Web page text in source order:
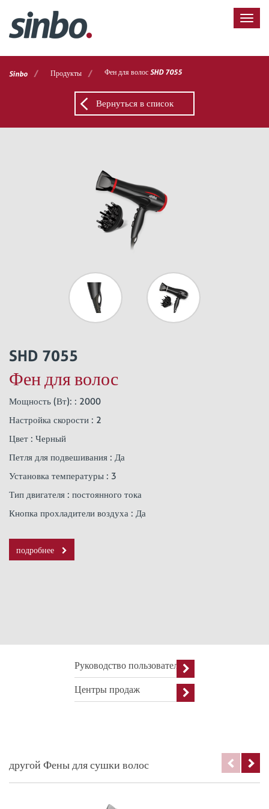
Sinbo / Продукты / Фен для волос SHD 7055
Вернуться в список
SHD 7055
Фен для волос
Мощность (Вт): : 2000
Настройка скорости : 2
Цвет : Черный
Петля для подвешивания : Да
Установка температуры : 3
Тип двигателя : постоянного тока
Кнопка прохладители воздуха : Да
подробнее
Руководство пользователя
Центры продаж
другой Фены для сушки волос